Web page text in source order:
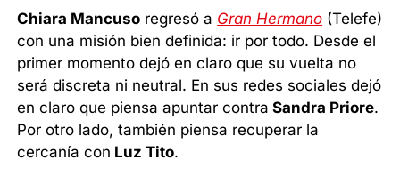
Chiara Mancuso regresó a Gran Hermano (Telefe)
con una misión bien definida: ir por todo. Desde el
primer momento dejó en claro que su vuelta no
será discreta ni neutral. En sus redes sociales dejó
en claro que piensa apuntar contra Sandra Priore.
Por otro lado, también piensa recuperar la
cercanía con Luz Tito.